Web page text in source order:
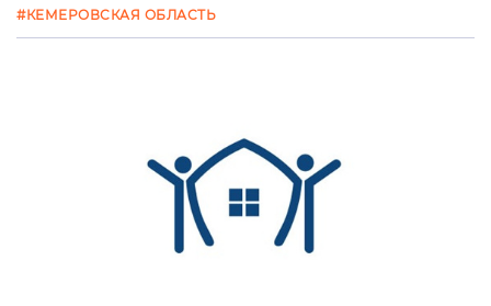
#КЕМЕРОВСКАЯ ОБЛАСТЬ